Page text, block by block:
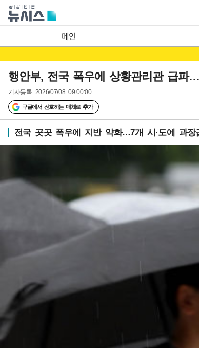
메인
행안부, 전국 폭우에 상황관리관 급파
기사등록 2026/07/08 09:00:00
구글에서 선호하는 매체로 추가
전국 곳곳 폭우에 지반 약화…7개 시·도에 과장